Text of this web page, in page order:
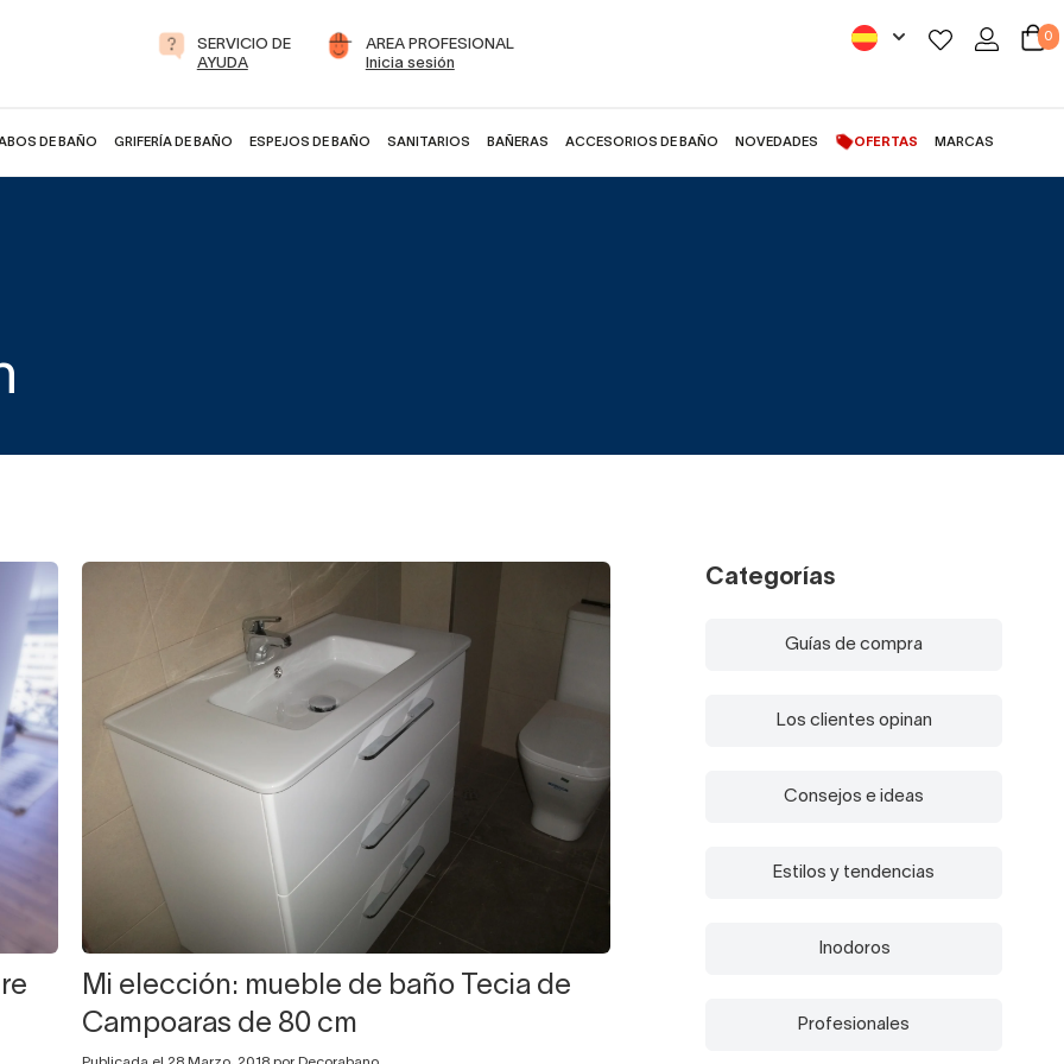
SERVICIO DE
AYUDA
AREA PROFESIONAL
Inicia sesión
0
DE BAÑO GRIFERÍA DE BAÑO ESPEJOS DE BAÑO SANITARIOS BAÑERAS ACCESORIOS DE BAÑO NOVEDADES OFERTAS MARCAS
Mi elección: mueble de baño Tecia de
Campoaras de 80 cm
Categorías
Guías de compra
Los clientes opinan
Consejos e ideas
Estilos y tendencias
Inodoros
Profesionales